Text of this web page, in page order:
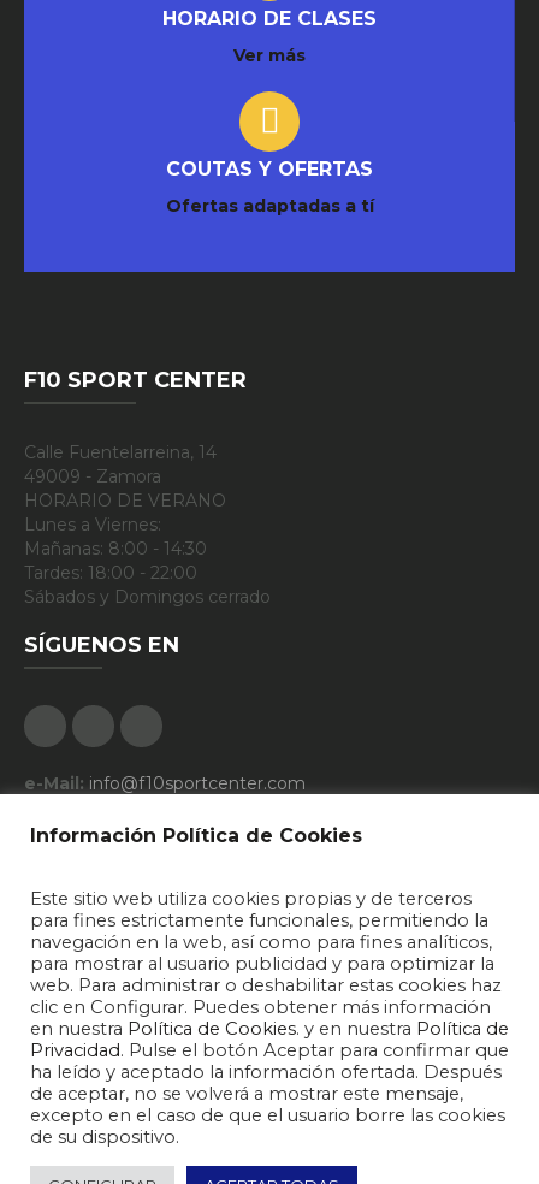
HORARIO DE CLASES
Ver más
COUTAS Y OFERTAS
Ofertas adaptadas a tí
F10 SPORT CENTER
Calle Fuentelarreina, 14
49009 - Zamora
HORARIO DE VERANO
Lunes a Viernes:
Mañanas: 8:00 - 14:30
Tardes: 18:00 - 22:00
Sábados y Domingos cerrado
SÍGUENOS EN
FacebookGoogle Plus
e-Mail: info@f10sportcenter.com
CLASES DE HOY
Hoy no hay clases
2026 © F10 Sport Center - Gimnasio y Centro Deportivo Zamora
Información Política de Cookies
Este sitio web utiliza cookies propias y de terceros
para fines estrictamente funcionales, permitiendo la
navegación en la web, así como para fines analíticos,
para mostrar al usuario publicidad y para optimizar la
web. Para administrar o deshabilitar estas cookies haz
clic en Configurar. Puedes obtener más información
en nuestra Política de Cookies. y en nuestra Política de
Privacidad. Pulse el botón Aceptar para confirmar que
ha leído y aceptado la información ofertada. Después
de aceptar, no se volverá a mostrar este mensaje,
excepto en el caso de que el usuario borre las cookies
de su dispositivo.